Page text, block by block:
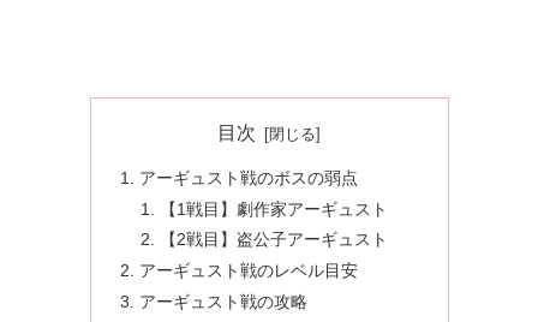
目次
アーギュスト戦のボスの弱点
【1戦目】劇作家アーギュスト
【2戦目】盗公子アーギュスト
アーギュスト戦のレベル目安
アーギュスト戦の攻略